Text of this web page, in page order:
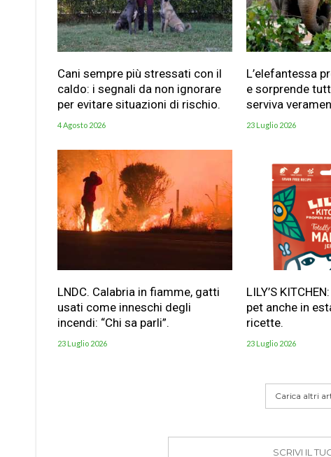
Cani sempre più stressati con il
caldo: i segnali da non ignorare
per evitare situazioni di rischio.
4 Agosto 2026
L’elefantessa
e sorprende
serviva
23 Luglio 2026
LNDC. Calabria in fiamme, gatti
usati come inneschi degli
incendi: “Chi sa parli”.
23 Luglio 2026
LILY’S
pet anche in
ricette.
23 Luglio 2026
Carica altri
SCRIVI IL